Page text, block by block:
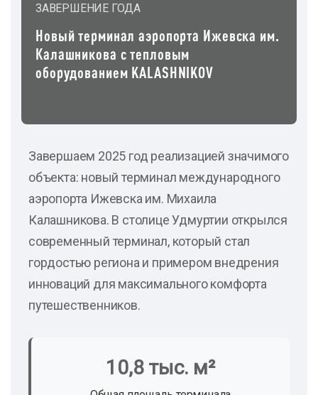
ЗАВЕРШЕНИЕ ГОДА
Новый терминал аэропорта Ижевска им.
Калашникова с тепловым
оборудованием KALASHNIKOV
Завершаем 2025 год реализацией значимого
объекта: новый терминал международного
аэропорта Ижевска им. Михаила
Калашникова. В столице Удмуртии открылся
современный терминал, который стал
гордостью региона и примером внедрения
инноваций для максимального комфорта
путешественников.
10,8 тыс. м²